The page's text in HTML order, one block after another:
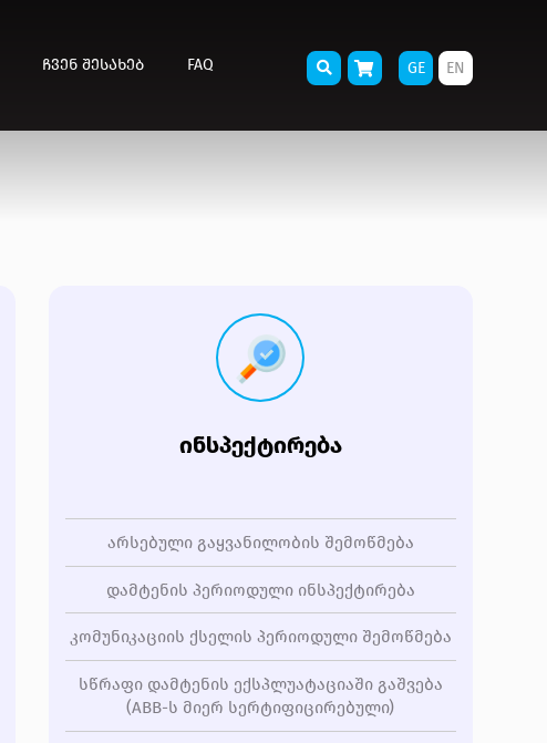
ᲩᲕᲔᲜ ᲨᲔᲡᲐᲮᲔᲑ FAQ GE EN
ᲘᲜᲡᲞᲔᲥᲢᲘᲠᲔᲑᲐ
არსებული გაყვანილობის შემოწმება
დამტენის პერიოდული ინსპექტირება
კომუნიკაციის ქსელის პერიოდული შემოწმება
სწრაფი დამტენის ექსპლუატაციაში გაშვება
(ABB-ს მიერ სერტიფიცირებული)